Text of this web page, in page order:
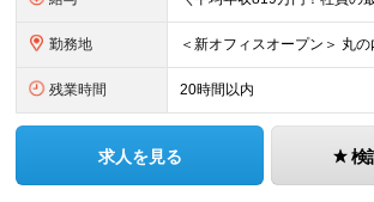
勤務地
残業時間 20時間以内
求人を見る 検